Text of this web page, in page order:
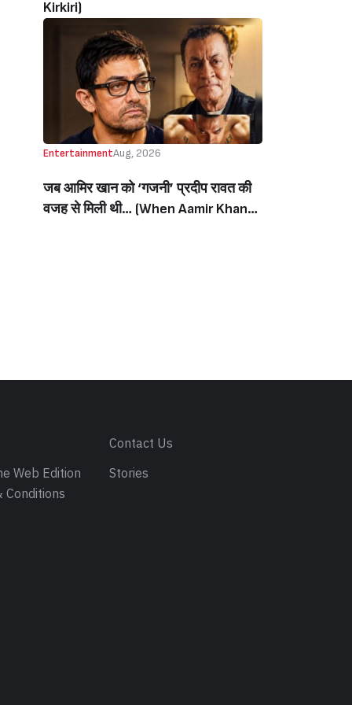
Kirkiri)
EntertainmentAug, 2026
जब आमिर खान को ‘गजनी’ प्रदीप रावत की
वजह से मिली थी… (When Aamir Khan
Contact Us
Web Edition
Conditions
Stories